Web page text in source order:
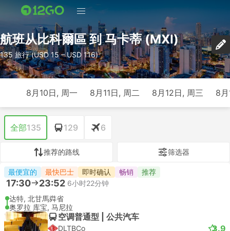
航班从比科爾區 到 马卡蒂 (MXI)
135 旅行 (USD 15 – USD 116)
8月10日, 周一 8月11日, 周二 8月12日, 周三 8
全部135 129 6
推荐的路线 筛选器
最便宜的 最快巴士 即时确认 畅销 推荐
17:30 23:52 6小时22分钟
达特, 北甘馬粦省
奥罗拉 库宝, 马尼拉
空调普通型 | 公共汽车
DLTBCo 3.9